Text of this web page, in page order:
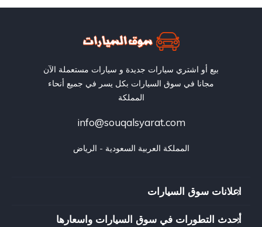
بيع أو اشتري سيارات جديدة و سيارات مستعملة الآن
مجانا في سوق السيارات بكل يسر في جميع أنحاء
المملكة
info@souqalsyarat.com
المملكة العربية السعودية - الرياض
اعلانات سوق السيارات
أحدث التطورات في سوق السيارات واسعارها